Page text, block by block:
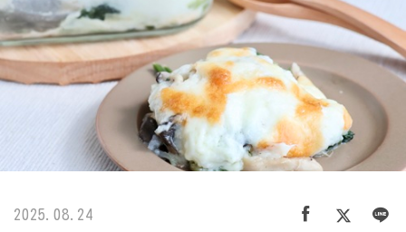
2025.08.24